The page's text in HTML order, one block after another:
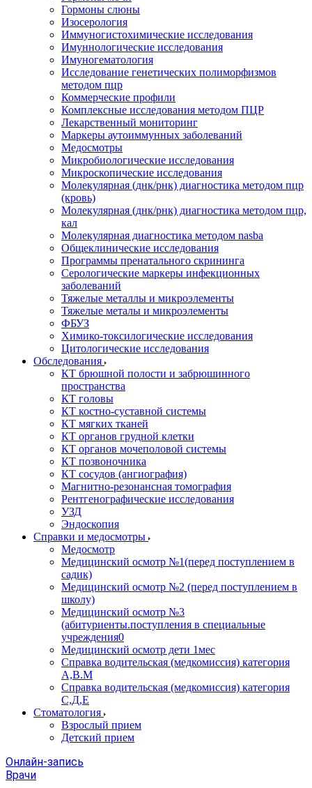
Гормоны слюны
Изосерология
Иммуногистохимические исследования
Имуннологические исследования
Имуногематология
Исследование генетических полиморфизмов
методом пцр
Коммерческие профили
Комплексные исследования методом ПЦР
Лекарственный мониторинг
Маркеры аутоиммунных заболеваний
Медосмотры
Микробиологические исследования
Микроскопические исследования
Молекулярная (днк/рнк) диагностика методом пцр
(кровь)
Молекулярная (днк/рнк) диагностика методом пцр,
кал
Молекулярная диагностика методом nasba
Общеклинические исследования
Программы пренатального скрининга
Серологические маркеры инфекционных
заболеваний
Тяжелые металлы и микроэлементы
Тяжелые металы и микроэлементы
ФБУЗ
Химико-токсилогические исследования
Цитологические исследования
Обследования
КТ брюшной полости и забрюшинного
пространства
КТ головы
КТ костно-суставной системы
КТ мягких тканей
КТ органов грудной клетки
КТ органов мочеполовой системы
КТ позвоночника
КТ сосудов (ангиография)
Магнитно-резонансная томография
Рентгенографические исследования
УЗД
Эндоскопия
Справки и медосмотры
Медосмотр
Медицинский осмотр №1(перед поступлением в
садик)
Медицинский осмотр №2 (перед поступлением в
школу)
Медицинский осмотр №3
(абитуриенты.поступления в специальные
учреждения0
Медицинский осмотр дети 1мес
Справка водительская (медкомиссия) категория
А,В.М
Справка водительская (медкомиссия) категория
С,Д,Е
Стоматология
Взрослый прием
Детский прием
Онлайн-запись
Врачи